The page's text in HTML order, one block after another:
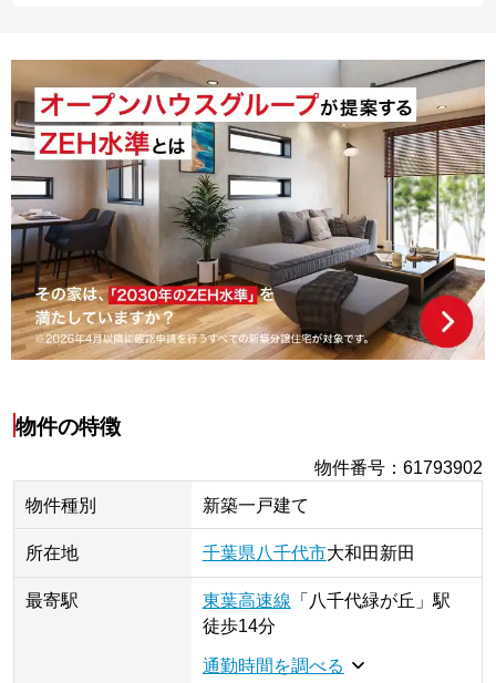
物件の特徴
物件番号 ：61793902
物件種別
新築一戸建て
所在地 千葉県八千代市大和田新田
最寄駅 東葉高速線 「 八千代緑が丘 」駅
徒歩14分
通勤時間を調べる